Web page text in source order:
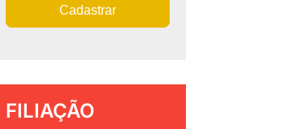
Cadastrar
FILIAÇÃO